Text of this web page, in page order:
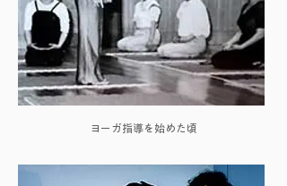
ヨーガ指導を始めた頃